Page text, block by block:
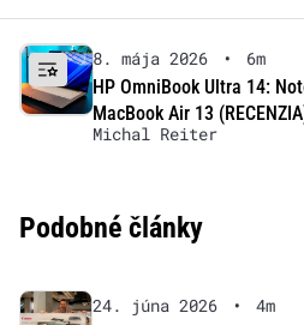
8. mája 2026 •
6m
HP OmniBook Ultra 14:
MacBook Air 13
Michal Reiter
Podobné články
24. júna 2026 •
4m